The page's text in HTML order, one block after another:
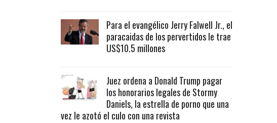
Para el evangélico Jerry Falwell Jr., el
paracaidas de los pervertidos le trae
US$10.5 millones
Juez ordena a Donald Trump pagar
los honorarios legales de Stormy
Daniels, la estrella de porno que una
vez le azotó el culo con una revista